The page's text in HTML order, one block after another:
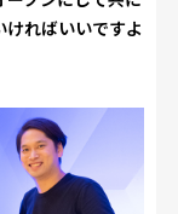
ればいいですよ